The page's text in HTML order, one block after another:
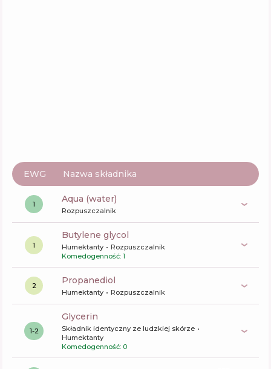
EWG Nazwa składnika
1 aqua (water)
Rozpuszczalnik
1
butylene glycol
Humektanty
Rozpuszczalnik
Komedogenność: 1
2 propanediol
Humektanty Rozpuszczalnik
1-2
glycerin
Składnik identyczny ze ludzkiej skórze
Humektanty
Komedogenność: 0